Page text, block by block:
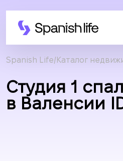
Spanish Life Каталог
Студия 1
в Валенсии